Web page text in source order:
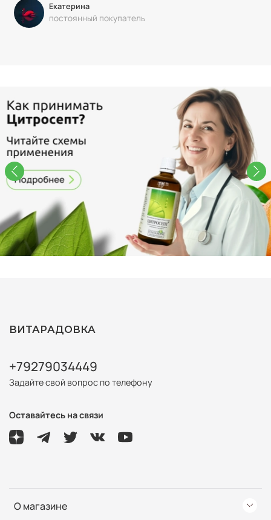
Екатерина
постоянный покупатель
О магазине
ВИТАРАДОВКА
+79279034449
Задайте свой вопрос по телефону
Оставайтесь на связи